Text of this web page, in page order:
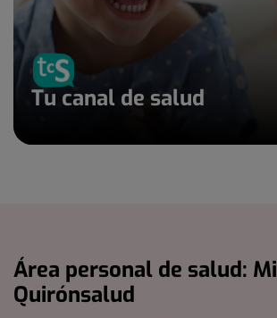
Tu canal de salud
Área personal de salud: Mi
Quirónsalud